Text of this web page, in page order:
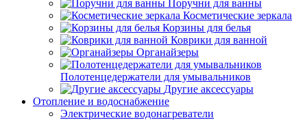
Поручни для ванны
Косметические зеркала
Корзины для белья
Коврики для ванной
Органайзеры
Полотенцедержатели для умывальников
Другие аксессуары
Отопление и водоснабжение
Электрические водонагреватели